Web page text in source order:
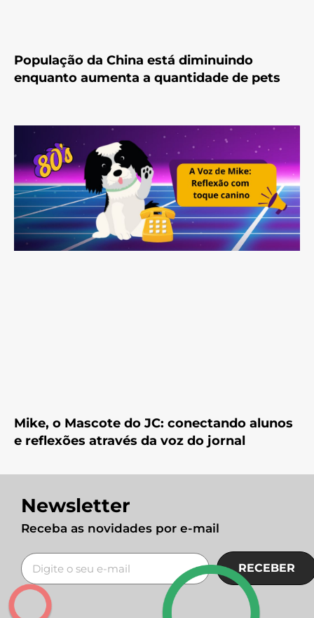
População da China está diminuindo
enquanto aumenta a quantidade de pets
Mike, o Mascote do JC: conectando alunos
e reflexões através da voz do jornal
Newsletter
Receba as novidades por e-mail
RECEBER